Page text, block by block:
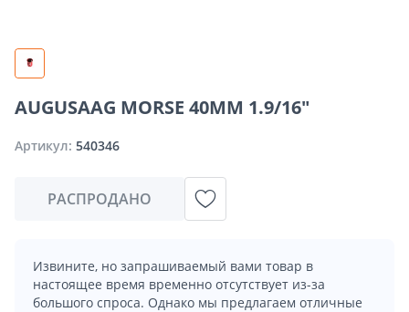
AUGUSAAG MORSE 40MM 1.9/16"
Артикул: 540346
РАСПРОДАНО
Извините, но запрашиваемый вами товар в
настоящее время временно отсутствует из-за
большого спроса. Однако мы предлагаем отличные